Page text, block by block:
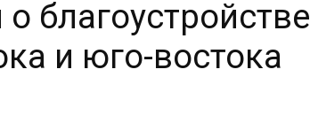
благоустройстве
и юго-востока